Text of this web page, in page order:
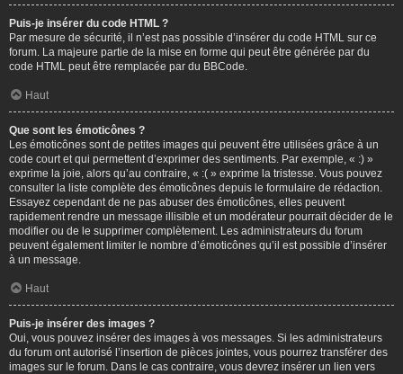
Puis-je insérer du code HTML ?
Par mesure de sécurité, il n’est pas possible d’insérer du code HTML sur ce
forum. La majeure partie de la mise en forme qui peut être générée par du
code HTML peut être remplacée par du BBCode.
Haut
Que sont les émoticônes ?
Les émoticônes sont de petites images qui peuvent être utilisées grâce à un
code court et qui permettent d’exprimer des sentiments. Par exemple, « :) »
exprime la joie, alors qu’au contraire, « :( » exprime la tristesse. Vous pouvez
consulter la liste complète des émoticônes depuis le formulaire de rédaction.
Essayez cependant de ne pas abuser des émoticônes, elles peuvent
rapidement rendre un message illisible et un modérateur pourrait décider de le
modifier ou de le supprimer complètement. Les administrateurs du forum
peuvent également limiter le nombre d’émoticônes qu’il est possible d’insérer
à un message.
Haut
Puis-je insérer des images ?
Oui, vous pouvez insérer des images à vos messages. Si les administrateurs
du forum ont autorisé l’insertion de pièces jointes, vous pourrez transférer des
images sur le forum. Dans le cas contraire, vous devrez insérer un lien vers